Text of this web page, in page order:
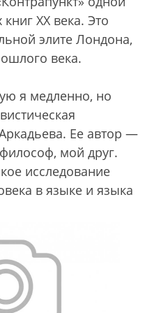
XX века. Это
элите Лондона,
века.
я медленно, но
Ее автор —
мой друг.
исследование
в языке и языка